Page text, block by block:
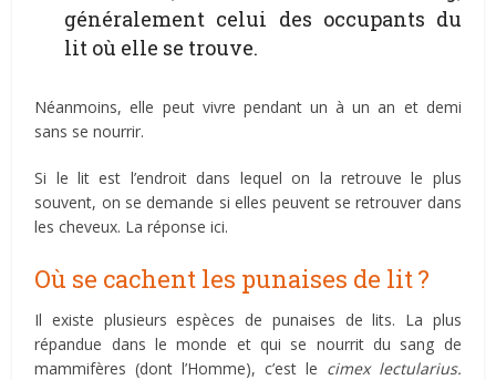
généralement celui des occupants du
lit où elle se trouve.
Néanmoins, elle peut vivre pendant un à un an et demi
sans se nourrir.
Si le lit est l’endroit dans lequel on la retrouve le plus
souvent, on se demande si elles peuvent se retrouver dans
les cheveux. La réponse ici.
Où se cachent les punaises de lit ?
Il existe plusieurs espèces de punaises de lits. La plus
répandue dans le monde et qui se nourrit du sang de
mammifères (dont l’Homme), c’est le cimex lectularius.